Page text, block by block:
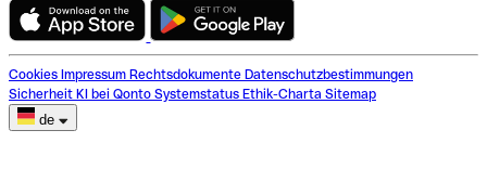
Cookies Impressum Rechtsdokumente Datenschutzbestimmungen
Sicherheit KI bei Qonto Systemstatus Ethik-Charta Sitemap
de